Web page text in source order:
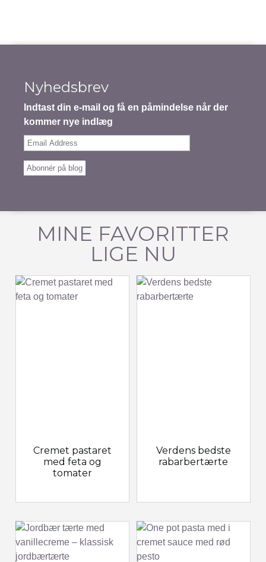
Nyhedsbrev
Indtast din e-mail og få en påmindelse når der
kommer nye indlæg
Email
Abonnér på blog
MINE FAVORITTER
LIGE NU
Cremet pastaret
med feta og
tomater
Verdens bedste
rabarbertærte